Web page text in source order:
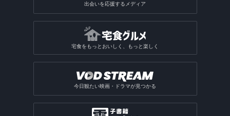
出会いを応援するメディア
宅食をもっとおいしく、もっと楽しく
今日観たい映画・ドラマが見つかる